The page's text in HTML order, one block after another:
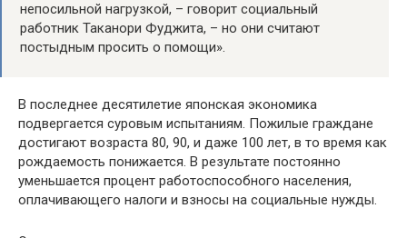
непосильной нагрузкой, – говорит социальный
работник Таканори Фуджита, – но они считают
постыдным просить о помощи».
В последнее десятилетие японская экономика
подвергается суровым испытаниям. Пожилые граждане
достигают возраста 80, 90, и даже 100 лет, в то время как
рождаемость понижается. В результате постоянно
уменьшается процент работоспособного населения,
оплачивающего налоги и взносы на социальные нужды.